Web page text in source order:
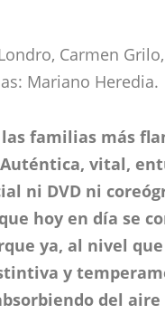
Carmen
Mariano Heredia.
familias más
vital,
ni DVD ni
hoy en día se
ya, al nivel
y
del aire